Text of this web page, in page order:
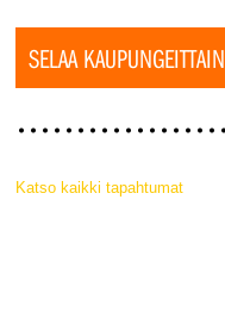
SELAA KAUPUNGEITTAIN
Katso kaikki tapahtumat